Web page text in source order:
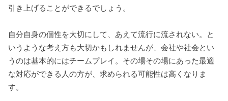
引き上げることができるでしょう。
自分自身の個性を大切にして、あえて流行に流されない。と
いうような考え方も大切かもしれませんが、会社や社会とい
うのは基本的にはチームプレイ。その場その場にあった最適
な対応ができる人の方が、求められる可能性は高くなりま
す。